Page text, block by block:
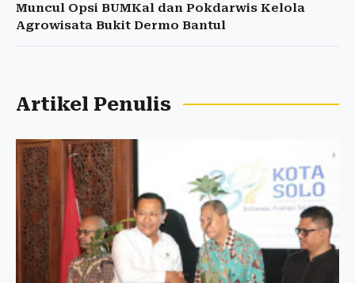
Muncul Opsi BUMKal dan Pokdarwis Kelola
Agrowisata Bukit Dermo Bantul
Artikel Penulis